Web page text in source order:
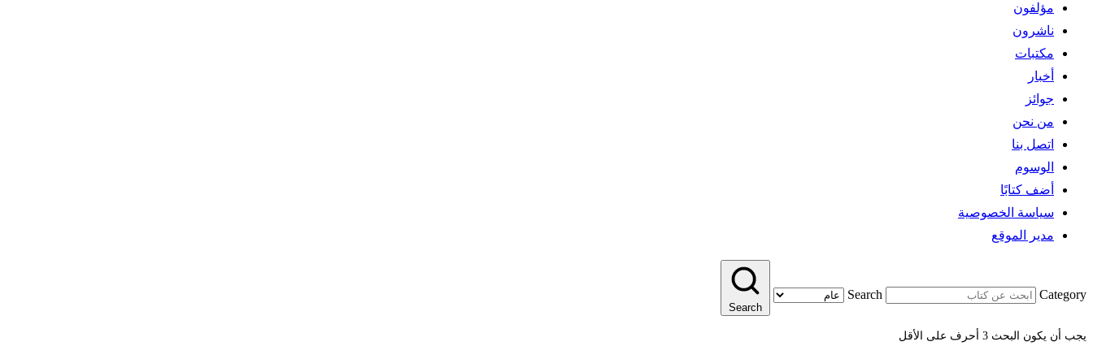
مؤلفون
ناشرون
مكتبات
أخبار
جوائز
من نحن
اتصل بنا
الوسوم
أضف كتابًا
سياسة الخصوصية
مدير الموقع
Search Category
Search
يجب أن يكون البحث 3 أحرف على الأقل